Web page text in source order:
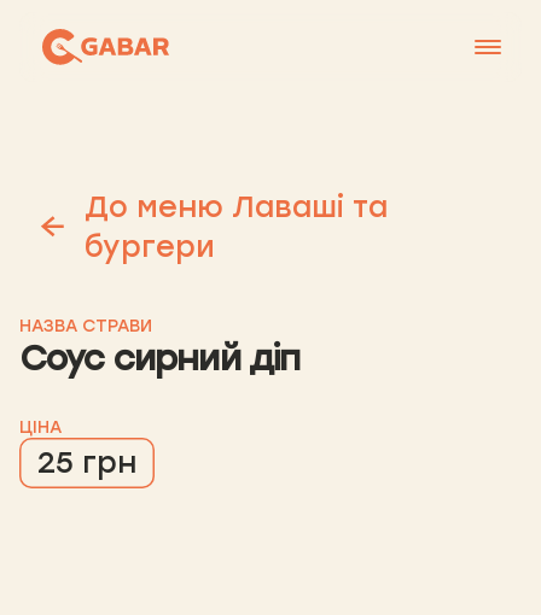
Франшиза
Про нас
До меню Лаваші та
бургери
НАЗВА СТРАВИ
Соус сирний діп
ЦІНА
25 грн